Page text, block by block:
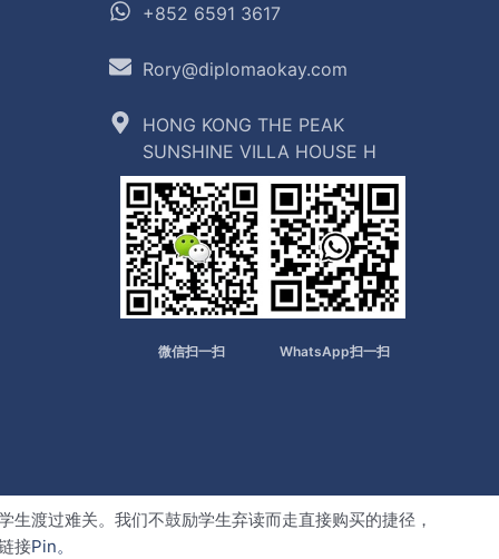
+852 6591 3617
Rory@diplomaokay.com
HONG KONG THE PEAK
SUNSHINE VILLA HOUSE H
微信扫一扫 WhatsApp扫一扫
渡过难关。我们不鼓励学生弃读而走直接购买的捷径，
接Pin。